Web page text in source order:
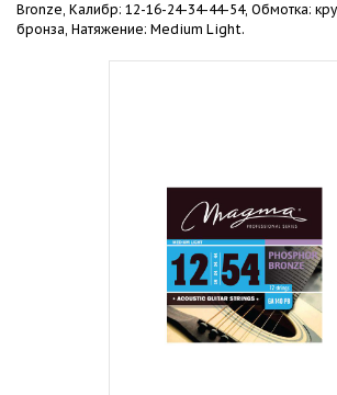
Bronze, Калибр: 12-16-24-34-44-54, Обмотка:
бронза, Натяжение: Medium Light.